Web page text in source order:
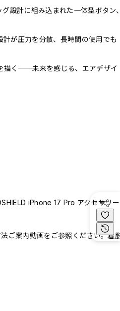
設計に組み込まれた一体型ボタン
が圧力を分散、長時間の使用でも
描く──未来を感じる、エアデザイ
iPhone 17 Pro アクセサリー
ご案内動画をご参照ください。着